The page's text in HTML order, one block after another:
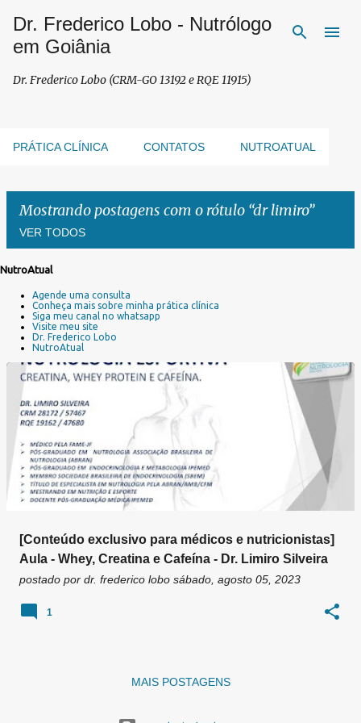
Pular para o conteúdo principal
Dr. Frederico Lobo - Nutrólogo
em Goiânia
Dr. Frederico Lobo (CRM-GO 13192 e RQE 11915)
PRÁTICA CLÍNICA CONTATOS NUTROATUAL
Mostrando postagens com o rótulo dr limiro
VER TODOS
g
NutroAtual
Agende uma consulta
Conheça mais sobre minha prática clínica
Siga meu canal no whatsapp
Visite meu site
Dr. Frederico Lobo
NutroAtual
[Conteúdo exclusivo para médicos e nutricionistas]
Aula - Whey, Creatina e Cafeína - Dr. Limiro Silveira
postado por dr. frederico lobo sábado, agosto 05, 2023
1
MAIS POSTAGENS